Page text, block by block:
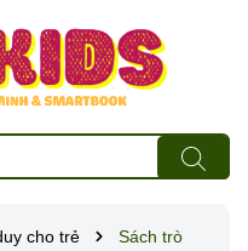
cho trẻ
Sách trò